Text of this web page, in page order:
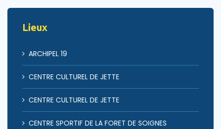
Lieux
ARCHIPEL 19
CENTRE CULTUREL DE JETTE
CENTRE CULTUREL DE JETTE
CENTRE SPORTIF DE LA FORET DE SOIGNES